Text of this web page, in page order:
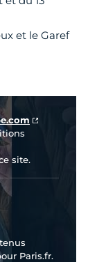
et le Garef
site.
Paris.fr.